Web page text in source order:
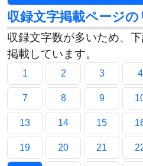
収録文字掲載ページの
収録文字数が多いため、
掲載しています。
1 2 3 4
7 8 9
13 14 15
19 20 21